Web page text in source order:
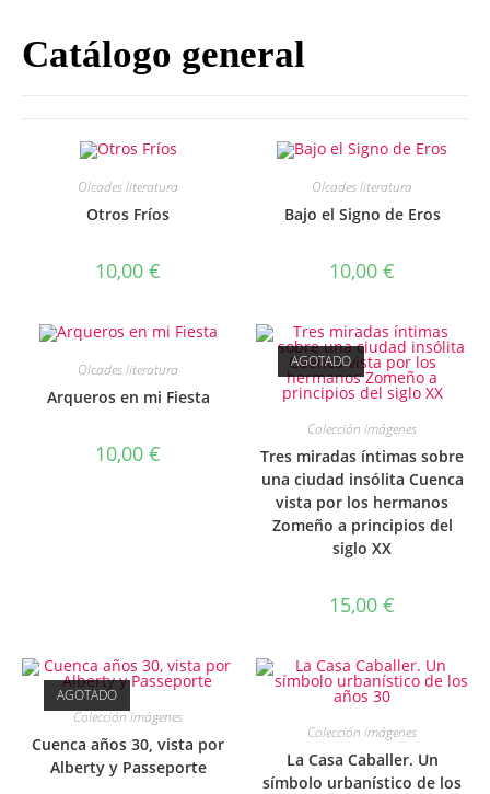
Catálogo general
Olcades literatura
Otros Fríos
10,00 €
Olcades literatura
Bajo el Signo de Eros
10,00 €
Olcades literatura
Arqueros en mi Fiesta
10,00 €
AGOTADO
Colección imágenes
Tres miradas íntimas sobre
una ciudad insólita Cuenca
vista por los hermanos
Zomeño a principios del
siglo XX
15,00 €
AGOTADO
Colección imágenes
Cuenca años 30, vista por
Alberty y Passeporte
Colección imágenes
La Casa Caballer. Un
símbolo urbanístico de los